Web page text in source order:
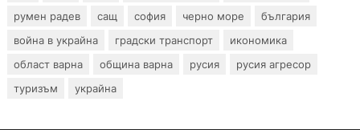
румен радев
сащ софия черно море
българия
война в украйна
градски транспорт
икономика
област варна
община варна русия
русия агресор
туризъм
украйна